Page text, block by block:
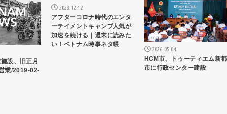
設、旧正月
業/2019-02-
2023.12.12
アフターコロナ時代のエンタ
ーテイメントキャンプ人気が
加速を続ける｜週末に読みた
い！ベトナム時事ネタ帳
2026.05.04
HCM市、トゥーティエム新都
市に行政センター建設